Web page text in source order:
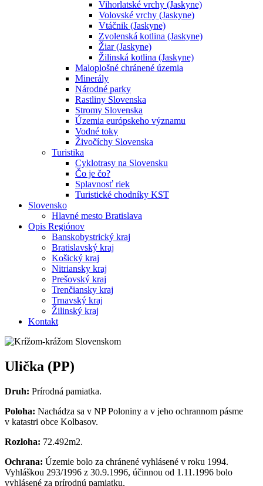
Vihorlatské vrchy (Jaskyne)
Volovské vrchy (Jaskyne)
Vtáčnik (Jaskyne)
Zvolenská kotlina (Jaskyne)
Žiar (Jaskyne)
Žilinská kotlina (Jaskyne)
Maloplošné chránené územia
Minerály
Národné parky
Rastliny Slovenska
Stromy Slovenska
Územia európskeho významu
Vodné toky
Živočíchy Slovenska
Turistika
Cyklotrasy na Slovensku
Čo je čo?
Splavnosť riek
Turistické chodníky KST
Slovensko
Hlavné mesto Bratislava
Opis Regiónov
Banskobystrický kraj
Bratislavský kraj
Košický kraj
Nitriansky kraj
Prešovský kraj
Trenčiansky kraj
Trnavský kraj
Žilinský kraj
Kontakt
Ulička (PP)
Druh: Prírodná pamiatka.
Poloha: Nachádza sa v NP Poloniny a v jeho ochrannom pásme
v katastri obce Kolbasov.
Rozloha: 72.492m2.
Ochrana: Územie bolo za chránené vyhlásené v roku 1994.
Vyhláškou 293/1996 z 30.9.1996, účinnou od 1.11.1996 bolo
vyhlásené za prírodnú pamiatku.